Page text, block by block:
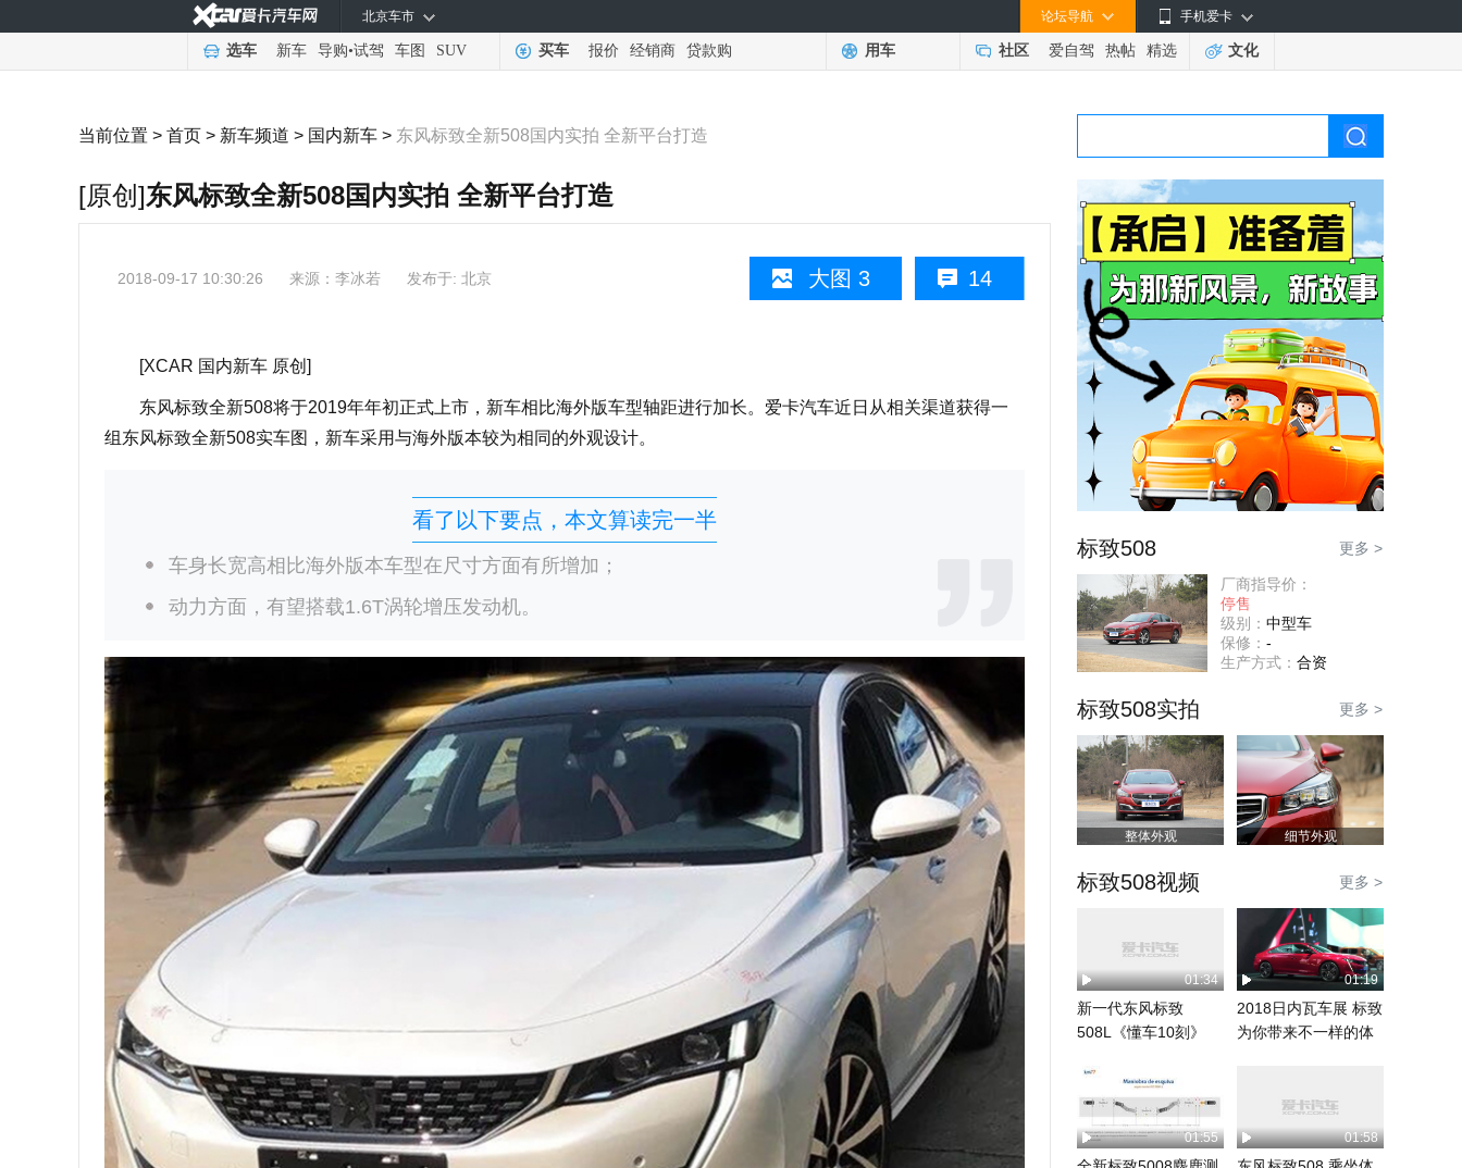
手机爱卡
论坛导航
北京车市
选车 新车 导购•试驾 车图 SUV 买车 报价 经销商 贷款购 用车 社区 爱自驾 热帖 精选 文化
当前位置 > 首页 > 新车频道 > 国内新车 > 东风标致全新508国内实拍 全新平台打造
[原创]东风标致全新508国内实拍 全新平台打造
14
大图 3
2018-09-17 10:30:26 来源： 李冰若 发布于: 北京
[XCAR 国内新车 原创]
东风标致全新508将于2019年年初正式上市，新车相比海外版车型轴距进行加长。爱卡汽车近日从相关渠道获得一
组东风标致全新508实车图，新车采用与海外版本较为相同的外观设计。
看了以下要点，本文算读完一半
车身长宽高相比海外版本车型在尺寸方面有所增加；
动力方面，有望搭载1.6T涡轮增压发动机。
标致508 更多 >
厂商指导价：
停售
级别： 中型车
保修： -
生产方式： 合资
标致508实拍 更多 >
整体外观 细节外观
标致508视频 更多 >
01:34
新一代东风标致
508L《懂车10刻》
01:19
2018日内瓦车展 标致
为你带来不一样的体
01:55 01:58